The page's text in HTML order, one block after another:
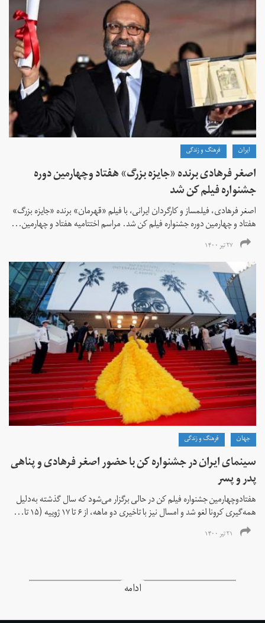
ايران فرهنگ و زندگی
اصغر فرهادی برنده «جایزه بزرگ»‌ هفتاد‌ وچهارمین دوره
جشنواره فیلم کن شد
اصغر فرهادی، فیلمساز و کارگردان ایرانی، با فیلم «قهرمان» برنده «جایزه بزرگ»
هفتاد و چهارمین دوره جشنواره فیلم کن شد. مراسم اختتامیه هفتاد و چهارمین...
۲۷ تیر ۱۴۰۰
جهان فرهنگ و زندگی
سینمای ایران در جشنواره کن با حضور اصغر فرهادی و پناهی
پدر و پسر
هفتادوچهارمین جشنواره فیلم کن در حالی برگزار می‌شود که سال گذشته به‌دلیل
همه‌گیری کرونا لغو شد و امسال نیز با تاخیری دو ماهه، از ۶ تا ۱۷ ژوییه (۱۵ تا...
۲۱ تیر ۱۴۰۰
ادامه